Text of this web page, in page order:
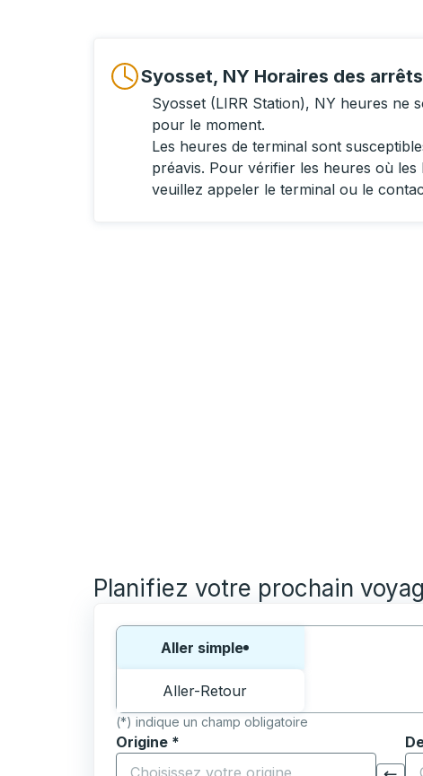
Syosset, NY Horaires des
Syosset (LIRR Station), NY heures ne
pour le moment.
Les heures de terminal sont
préavis. Pour vérifier les heures où les
veuillez appeler le terminal ou le
Planifiez votre prochain
Choisissez un sens ou un aller-retour:
Aller simple
Aller-Retour
(*) indique un champ obligatoire
Origine *
Commencez à saisir la ville d'origine pour